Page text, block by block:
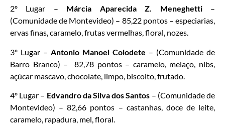
2º Lugar – Márcia Aparecida Z. Meneghetti –
(Comunidade de Montevideo) – 85,22 pontos – especiarias,
ervas finas, caramelo, frutas vermelhas, floral, nozes.
3º Lugar – Antonio Manoel Colodete – (Comunidade de
Barro Branco) – 82,78 pontos – caramelo, melaço, nibs,
açúcar mascavo, chocolate, limpo, biscoito, frutado.
4º Lugar – Edvandro da Silva dos Santos – (Comunidade de
Montevideo) – 82,66 pontos – castanhas, doce de leite,
caramelo, rapadura, mel, floral.